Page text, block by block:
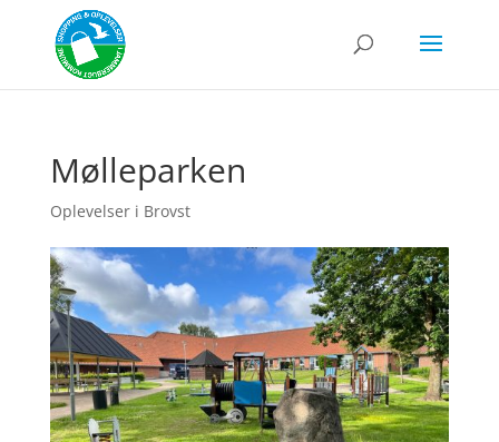
Mølleparken
Oplevelser i Brovst